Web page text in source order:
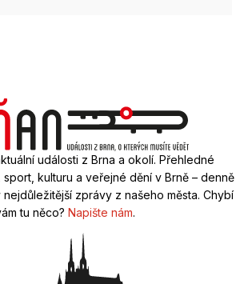
události z Brna a okolí. Přehledné
kulturu a veřejné dění v Brně – denně
zprávy z našeho města. Chybí
tu něco? Napište nám.